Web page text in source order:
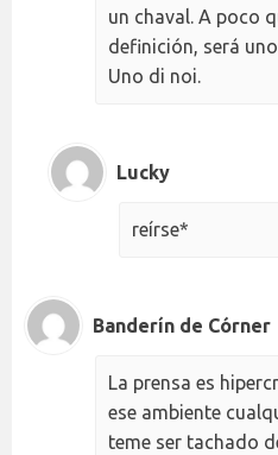
un chaval. A poco
definición, será
Uno di noi.
Lucky
reírse*
Banderín de Córner
La prensa es
ese ambiente
teme ser tachado